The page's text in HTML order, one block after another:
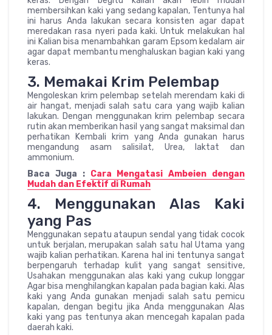
membersihkan kaki yang sedang kapalan, Tentunya hal
ini harus Anda lakukan secara konsisten agar dapat
meredakan rasa nyeri pada kaki. Untuk melakukan hal
ini Kalian bisa menambahkan garam Epsom kedalam air
agar dapat membantu menghaluskan bagian kaki yang
keras.
3. Memakai Krim Pelembap
Mengoleskan krim pelembap setelah merendam kaki di
air hangat, menjadi salah satu cara yang wajib kalian
lakukan. Dengan menggunakan krim pelembap secara
rutin akan memberikan hasil yang sangat maksimal dan
perhatikan Kembali krim yang Anda gunakan harus
mengandung asam salisilat, Urea, laktat dan
ammonium.
Baca Juga : Cara Mengatasi Ambeien dengan
Mudah dan Efektif di Rumah
4. Menggunakan Alas Kaki
yang Pas
Menggunakan sepatu ataupun sendal yang tidak cocok
untuk berjalan, merupakan salah satu hal Utama yang
wajib kalian perhatikan. Karena hal ini tentunya sangat
berpengaruh terhadap kulit yang sangat sensitive,
Usahakan menggunakan alas kaki yang cukup longgar
Agar bisa menghilangkan kapalan pada bagian kaki. Alas
kaki yang Anda gunakan menjadi salah satu pemicu
kapalan, dengan begitu jika Anda menggunakan Alas
kaki yang pas tentunya akan mencegah kapalan pada
daerah kaki.